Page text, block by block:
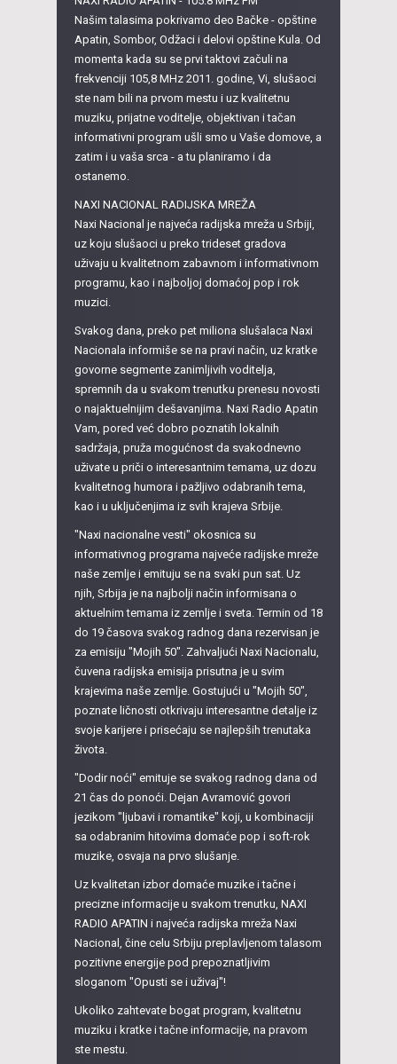
Našim talasima pokrivamo deo Bačke - opštine
Apatin, Sombor, Odžaci i delovi opštine Kula. Od
momenta kada su se prvi taktovi začuli na
frekvenciji 105,8 MHz 2011. godine, Vi, slušaoci
ste nam bili na prvom mestu i uz kvalitetnu
muziku, prijatne voditelje, objektivan i tačan
informativni program ušli smo u Vaše domove, a
zatim i u vaša srca - a tu planiramo i da
ostanemo.
NAXI NACIONAL RADIJSKA MREŽA
Naxi Nacional je najveća radijska mreža u Srbiji,
uz koju slušaoci u preko trideset gradova
uživaju u kvalitetnom zabavnom i informativnom
programu, kao i najboljoj domaćoj pop i rok
muzici.
Svakog dana, preko pet miliona slušalaca Naxi
Nacionala informiše se na pravi način, uz kratke
govorne segmente zanimljivih voditelja,
spremnih da u svakom trenutku prenesu novosti
o najaktuelnijim dešavanjima. Naxi Radio Apatin
Vam, pored već dobro poznatih lokalnih
sadržaja, pruža mogućnost da svakodnevno
uživate u priči o interesantnim temama, uz dozu
kvalitetnog humora i pažljivo odabranih tema,
kao i u uključenjima iz svih krajeva Srbije.
"Naxi nacionalne vesti" okosnica su
informativnog programa najveće radijske mreže
naše zemlje i emituju se na svaki pun sat. Uz
njih, Srbija je na najbolji način informisana o
aktuelnim temama iz zemlje i sveta. Termin od 18
do 19 časova svakog radnog dana rezervisan je
za emisiju "Mojih 50". Zahvaljući Naxi Nacionalu,
čuvena radijska emisija prisutna je u svim
krajevima naše zemlje. Gostujući u "Mojih 50",
poznate ličnosti otkrivaju interesantne detalje iz
svoje karijere i prisećaju se najlepših trenutaka
života.
"Dodir noći" emituje se svakog radnog dana od
21 čas do ponoći. Dejan Avramović govori
jezikom "ljubavi i romantike" koji, u kombinaciji
sa odabranim hitovima domaće pop i soft-rok
muzike, osvaja na prvo slušanje.
Uz kvalitetan izbor domaće muzike i tačne i
precizne informacije u svakom trenutku, NAXI
RADIO APATIN i najveća radijska mreža Naxi
Nacional, čine celu Srbiju preplavljenom talasom
pozitivne energije pod prepoznatljivim
sloganom "Opusti se i uživaj"!
Ukoliko zahtevate bogat program, kvalitetnu
muziku i kratke i tačne informacije, na pravom
ste mestu.